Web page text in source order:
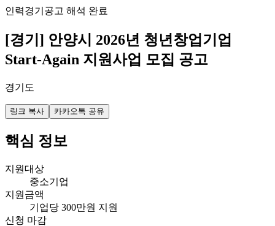
인력경기 공고 해석 완료
[경기] 안양시 2026년 청년창업기업
Start-Again 지원사업 모집 공고
경기도
링크 복사 카카오톡 공유
핵심 정보
지원대상
중소기업
지원금액
기업당 300만원 지원
신청 마감